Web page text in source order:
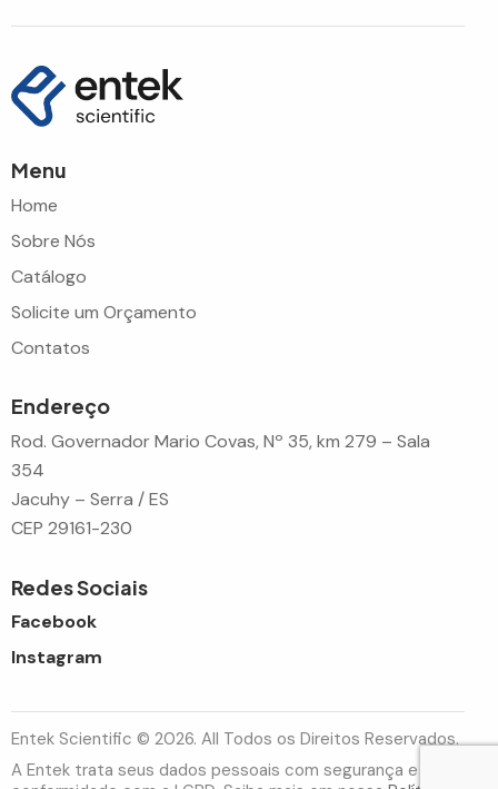
Menu
Home
Sobre Nós
Catálogo
Solicite um Orçamento
Contatos
Endereço
Rod. Governador Mario Covas, Nº 35, km 279 – Sala
354
Jacuhy – Serra / ES
CEP 29161-230
Redes Sociais
Facebook
Instagram
Entek Scientific © 2026. All Todos os Direitos Reservados.
A Entek trata seus dados pessoais com segurança e em